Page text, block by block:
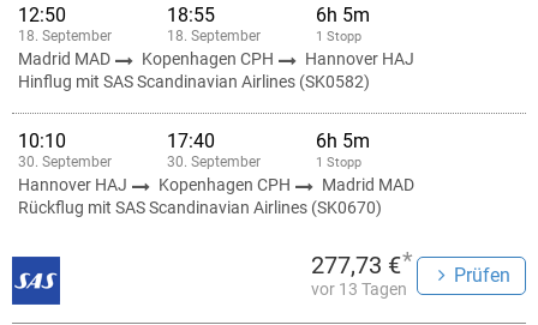
12:50
18. September
18:55
18. September
6h 5m
1 Stopp
Madrid MAD Kopenhagen CPH
Hannover HAJ
Hinflug mit SAS Scandinavian Airlines (SK0582)
10:10
30. September
17:40
30. September
6h 5m
1 Stopp
Hannover HAJ Kopenhagen CPH
Madrid MAD
Rückflug mit SAS Scandinavian Airlines (SK0670)
277,73 €*
vor 13 Tagen
Prüfen